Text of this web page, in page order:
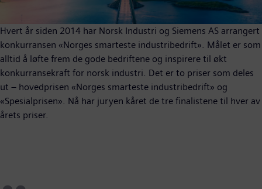
Hvert år siden 2014 har Norsk Industri og Siemens AS arrangert
konkurransen «Norges smarteste industribedrift». Målet er som
alltid å løfte frem de gode bedriftene og inspirere til økt
konkurransekraft for norsk industri. Det er to priser som deles
ut – hovedprisen «Norges smarteste industribedrift» og
«Spesialprisen». Nå har juryen kåret de tre finalistene til hver av
årets priser.